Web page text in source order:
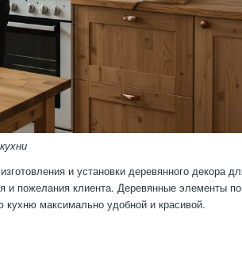
и установки деревянного декора
пожелания клиента. Деревянные элементы
кухню максимально удобной и красивой.